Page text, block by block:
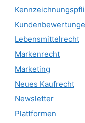
Lebensmittelrecht
Markenrecht
Marketing
Neues Kaufrecht
Newsletter
Plattformen